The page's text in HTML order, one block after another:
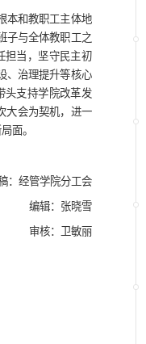
本和教职工主体地
子与全体教职工之
担当，坚守民主初
、治理提升等核心
头支持学院改革发
大会为契机，进一
面。
：经管学院分工会
编辑：张晓雪
审核：卫敏丽